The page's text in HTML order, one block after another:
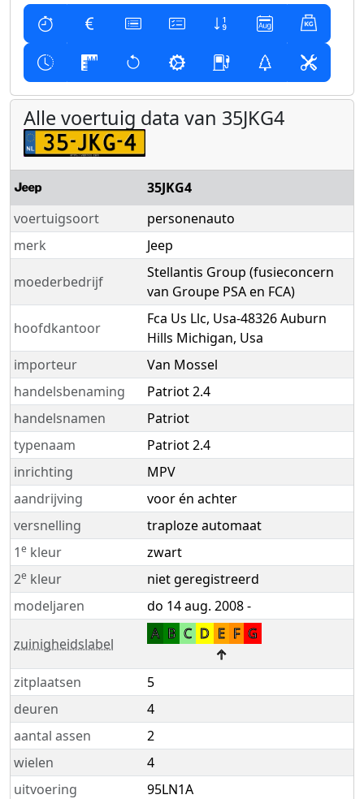
Alle voertuig data van 35JKG4
35JKG4
voertuigsoort
personenauto
merk
Jeep
moederbedrijf
Stellantis Group (fusieconcern
van Groupe PSA en FCA)
hoofdkantoor
Fca Us Llc, Usa-48326 Auburn
Hills Michigan, Usa
importeur
Van Mossel
handelsbenaming
Patriot 2.4
handelsnamen
Patriot
typenaam
Patriot 2.4
inrichting
MPV
aandrijving
voor én achter
versnelling
traploze automaat
1e kleur
zwart
2e kleur
niet geregistreerd
modeljaren
do 14 aug. 2008 -
zuinigheidslabel
A B C D E F G
↑
zitplaatsen
5
deuren
4
aantal assen
2
wielen
4
uitvoering
95LN1A